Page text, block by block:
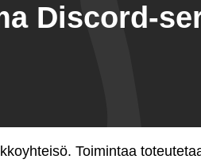
Discord-
Toimintaa